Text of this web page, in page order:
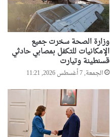
وزارة الصحة سخرت جميع
الإمكانيات للتكفل بمصابي حادثي
قسنطينة وتيارت
الجمعة, 7 أغسطس 2026, 11:21